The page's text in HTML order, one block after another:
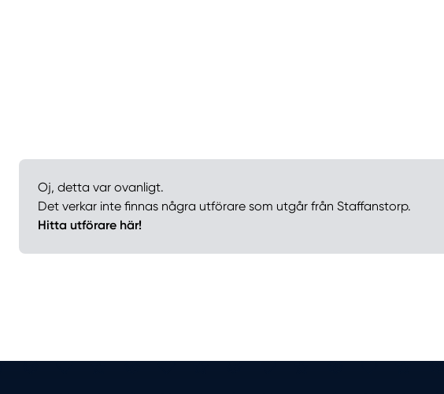
Oj, detta var ovanligt.
Det verkar inte finnas några utförare som utgår från Staffanstorp.
Hitta utförare här!